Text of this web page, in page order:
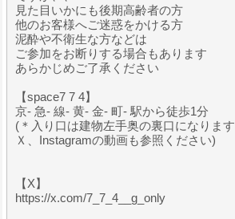
見た目いかにも後期高齢者の方
他のお客様へご迷惑をかける方
泥酔や不衛生な方などは
ご参加をお断りする場合もあります
あらかじめご了承ください
【space7 7 4】
京- 急- 線- 黄- 金- 町- 駅から徒歩1分
(＊入り口は建物左手奥の裏口になります
Ｘ、Instagramの動画も参照ください)
【X】
https://x.com/7_7_4__g_only